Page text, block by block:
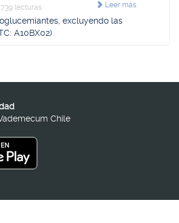
Leer más
739 lecturas
excluyendo las
A10BX02)
Chile